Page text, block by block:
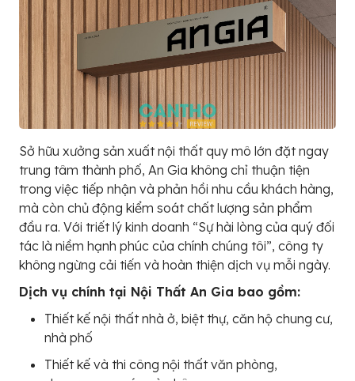
Sở hữu xưởng sản xuất nội thất quy mô lớn đặt ngay
trung tâm thành phố, An Gia không chỉ thuận tiện
trong việc tiếp nhận và phản hồi nhu cầu khách hàng,
mà còn chủ động kiểm soát chất lượng sản phẩm
đầu ra. Với triết lý kinh doanh “Sự hài lòng của quý đối
tác là niềm hạnh phúc của chính chúng tôi”, công ty
không ngừng cải tiến và hoàn thiện dịch vụ mỗi ngày.
Dịch vụ chính tại Nội Thất An Gia bao gồm:
Thiết kế nội thất nhà ở, biệt thự, căn hộ chung cư,
nhà phố
Thiết kế và thi công nội thất văn phòng,